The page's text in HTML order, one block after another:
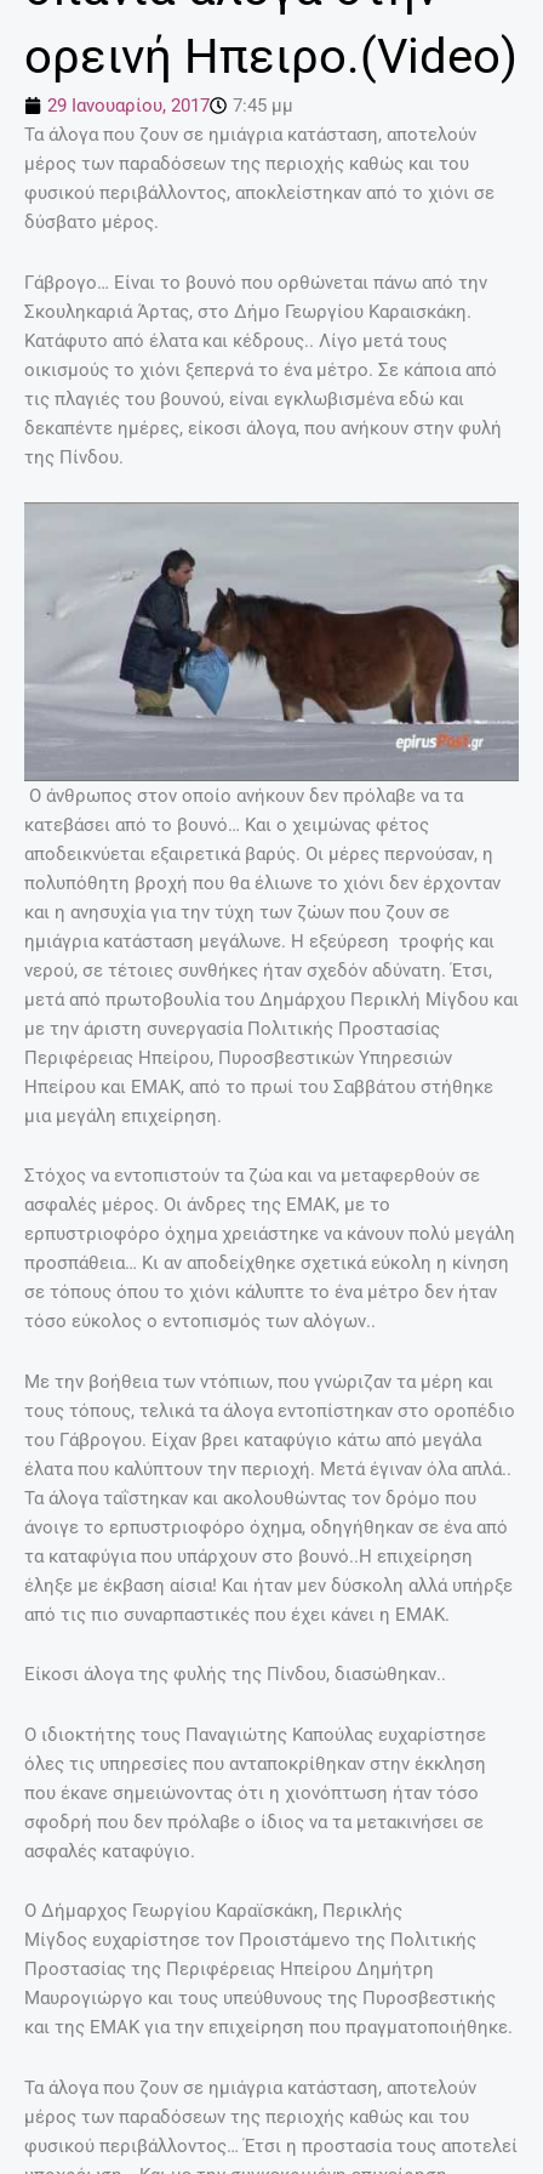
ορεινή Ηπειρο.(Video)
29 Ιανουαρίου, 2017
7:45 μμ
Τα άλογα που ζουν σε ημιάγρια κατάσταση, αποτελούν
μέρος των παραδόσεων της περιοχής καθώς και του
φυσικού περιβάλλοντος, αποκλείστηκαν από το χιόνι σε
δύσβατο μέρος.
Γάβρογο… Είναι το βουνό που ορθώνεται πάνω από την
Σκουληκαριά Άρτας, στο Δήμο Γεωργίου Καραισκάκη.
Κατάφυτο από έλατα και κέδρους.. Λίγο μετά τους
οικισμούς το χιόνι ξεπερνά το ένα μέτρο. Σε κάποια από
τις πλαγιές του βουνού, είναι εγκλωβισμένα εδώ και
δεκαπέντε ημέρες, είκοσι άλογα, που ανήκουν στην φυλή
της Πίνδου.
Ο άνθρωπος στον οποίο ανήκουν δεν πρόλαβε να τα
κατεβάσει από το βουνό… Και ο χειμώνας φέτος
αποδεικνύεται εξαιρετικά βαρύς. Οι μέρες περνούσαν, η
πολυπόθητη βροχή που θα έλιωνε το χιόνι δεν έρχονταν
και η ανησυχία για την τύχη των ζώων που ζουν σε
ημιάγρια κατάσταση μεγάλωνε. Η εξεύρεση τροφής και
νερού, σε τέτοιες συνθήκες ήταν σχεδόν αδύνατη. Έτσι,
μετά από πρωτοβουλία του Δημάρχου Περικλή Μίγδου και
με την άριστη συνεργασία Πολιτικής Προστασίας
Περιφέρειας Ηπείρου, Πυροσβεστικών Υπηρεσιών
Ηπείρου και ΕΜΑΚ, από το πρωί του Σαββάτου στήθηκε
μια μεγάλη επιχείρηση.
Στόχος να εντοπιστούν τα ζώα και να μεταφερθούν σε
ασφαλές μέρος. Οι άνδρες της ΕΜΑΚ, με το
ερπυστριοφόρο όχημα χρειάστηκε να κάνουν πολύ μεγάλη
προσπάθεια… Κι αν αποδείχθηκε σχετικά εύκολη η κίνηση
σε τόπους όπου το χιόνι κάλυπτε το ένα μέτρο δεν ήταν
τόσο εύκολος ο εντοπισμός των αλόγων..
Με την βοήθεια των ντόπιων, που γνώριζαν τα μέρη και
τους τόπους, τελικά τα άλογα εντοπίστηκαν στο οροπέδιο
του Γάβρογου. Είχαν βρει καταφύγιο κάτω από μεγάλα
έλατα που καλύπτουν την περιοχή. Μετά έγιναν όλα απλά..
Τα άλογα ταΐστηκαν και ακολουθώντας τον δρόμο που
άνοιγε το ερπυστριοφόρο όχημα, οδηγήθηκαν σε ένα από
τα καταφύγια που υπάρχουν στο βουνό..Η επιχείρηση
έληξε με έκβαση αίσια! Και ήταν μεν δύσκολη αλλά υπήρξε
από τις πιο συναρπαστικές που έχει κάνει η ΕΜΑΚ.
Είκοσι άλογα της φυλής της Πίνδου, διασώθηκαν..
Ο ιδιοκτήτης τους Παναγιώτης Καπούλας ευχαρίστησε
όλες τις υπηρεσίες που ανταποκρίθηκαν στην έκκληση
που έκανε σημειώνοντας ότι η χιονόπτωση ήταν τόσο
σφοδρή που δεν πρόλαβε ο ίδιος να τα μετακινήσει σε
ασφαλές καταφύγιο.
Ο Δήμαρχος Γεωργίου Καραϊσκάκη, Περικλής
Μίγδος ευχαρίστησε τον Προιστάμενο της Πολιτικής
Προστασίας της Περιφέρειας Ηπείρου Δημήτρη
Μαυρογιώργο και τους υπεύθυνους της Πυροσβεστικής
και της ΕΜΑΚ για την επιχείρηση που πραγματοποιήθηκε.
Τα άλογα που ζουν σε ημιάγρια κατάσταση, αποτελούν
μέρος των παραδόσεων της περιοχής καθώς και του
φυσικού περιβάλλοντος… Έτσι η προστασία τους αποτελεί